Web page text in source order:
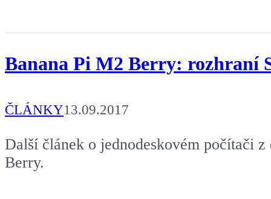
Banana Pi M2 Berry: rozhraní
ČLÁNKY13.09.2017
Další článek o jednodeskovém počítači
Berry.